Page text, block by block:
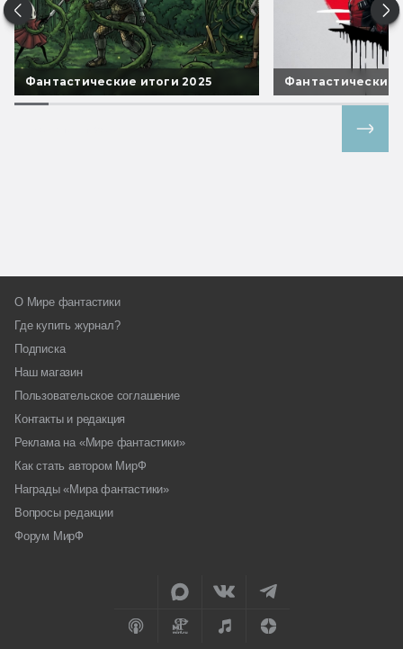
Фантастические итоги 2025 Фантастические
О Мире фантастики
Где купить журнал?
Подписка
Наш магазин
Пользовательское соглашение
Контакты и редакция
Реклама на «Мире фантастики»
Как стать автором МирФ
Награды «Мира фантастики»
Вопросы редакции
Форум МирФ